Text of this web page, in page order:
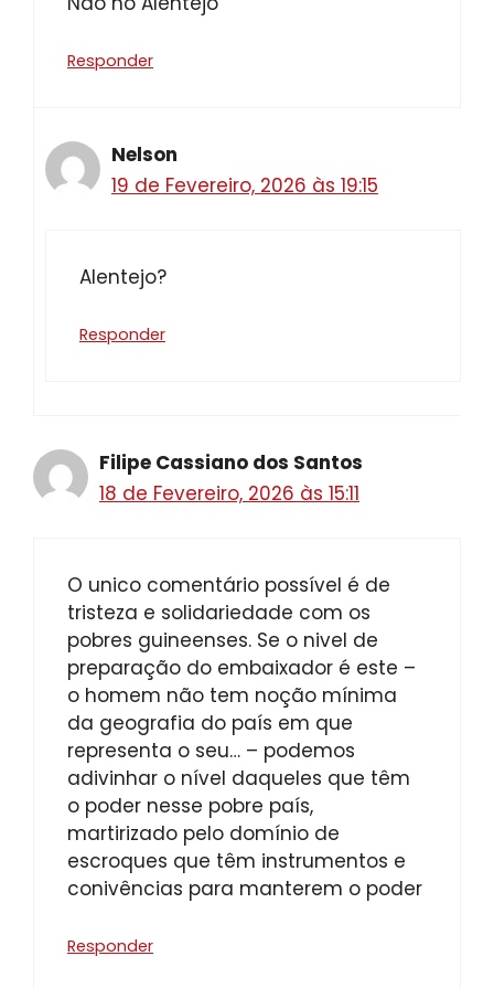
Responder
Nelson
19 de Fevereiro, 2026 às 19:15
Alentejo?
Responder
Filipe Cassiano dos Santos
18 de Fevereiro, 2026 às 15:11
O unico comentário possível é de
tristeza e solidariedade com os
pobres guineenses. Se o nivel de
preparação do embaixador é este –
o homem não tem noção mínima
da geografia do país em que
representa o seu… – podemos
adivinhar o nível daqueles que têm
o poder nesse pobre país,
martirizado pelo domínio de
escroques que têm instrumentos e
conivências para manterem o poder
Responder